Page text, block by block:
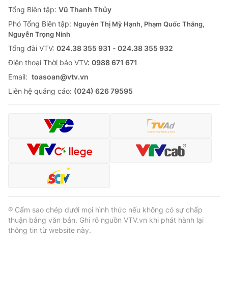
Tổng Biên tập: Vũ Thanh Thủy
Phó Tổng Biên tập: Nguyễn Thị Mỹ Hạnh, Phạm Quốc Thắng,
Nguyễn Trọng Ninh
Tổng đài VTV: 024.38 355 931 - 024.38 355 932
Ðiện thoại Thời báo VTV: 0988 671 671
Email: toasoan@vtv.vn
Liên hệ quảng cáo: (024) 626 79595
® Cấm sao chép dưới mọi hình thức nếu không có sự chấp
thuận bằng văn bản. Ghi rõ nguồn VTV.vn khi phát hành lại
thông tin từ website này.